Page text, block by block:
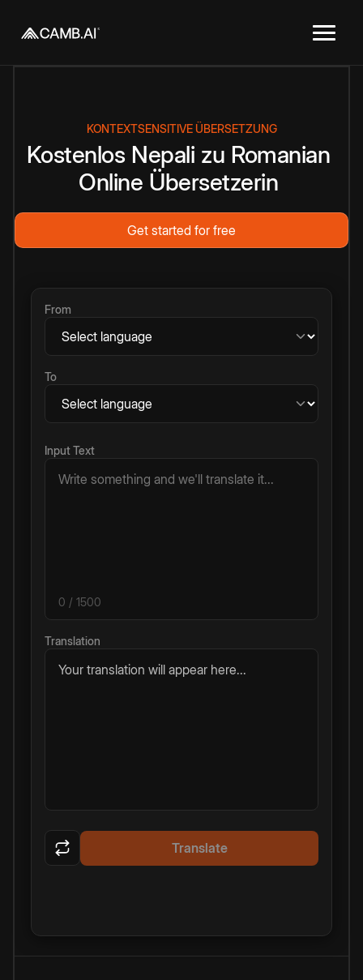
KONTEXTSENSITIVE ÜBERSETZUNG
Kostenlos Nepali zu Romanian
Online Übersetzerin
Get started for free
From
To
Input Text
0 / 1500
Translation
Your translation will appear here...
Translate